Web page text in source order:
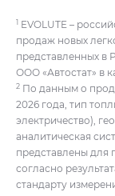
1 EVOLUTE –
продаж новых
представленных в
ООО «Автостат» в
2 По данным о
2026 года, тип
электричество),
аналитическая
представлены для
согласно
стандарту